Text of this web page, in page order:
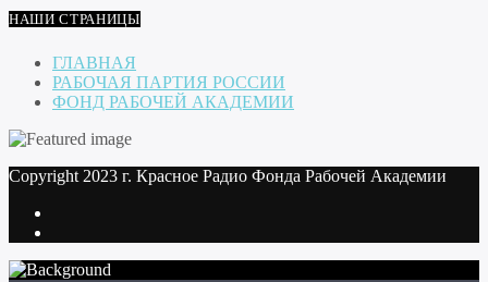
НАШИ СТРАНИЦЫ
ГЛАВНАЯ
РАБОЧАЯ ПАРТИЯ РОССИИ
ФОНД РАБОЧЕЙ АКАДЕМИИ
Copyright 2023 г. Красное Радио Фонда Рабочей Академии